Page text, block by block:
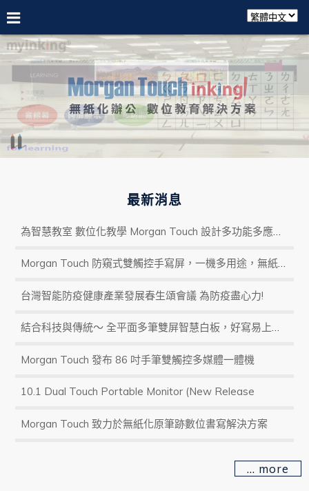
最新消息
為智慧教室 數位化教學 Morgan Touch 設計多功能多應用軟體滿足教學應用
Morgan Touch 防窺式雙觸控手寫屏，一機多用途，無紙化作業及廣告推廣利器，行業首選!
台灣智能防疫健康產業發展春生頌會議 為防疫盡心力!
結合科技與傳統～ 全平面多筆雙屏智慧白板，好寫易上手, 平面不卡縫, 新世代智慧教室必備
Morgan Touch 發布 86 吋手筆雙觸控多媒體一體機
10.1 Dual Touch Portable Monitor (New Release
Morgan Touch 致力於無紙化原筆跡數位書寫解決方案